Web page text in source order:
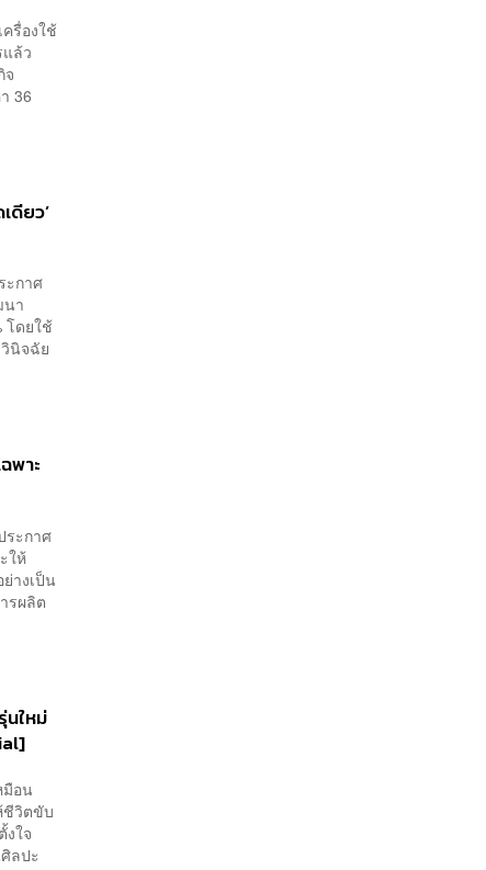
รื่องใช้
ล้ว
จ
36
ดียว’
ะกาศ
นา
โดยใช้
นิจฉัย
พาะ
ระกาศ
ให้
างเป็น
รผลิต
นใหม่
มือน
ชีวิตขับ
งใจ
ลปะ